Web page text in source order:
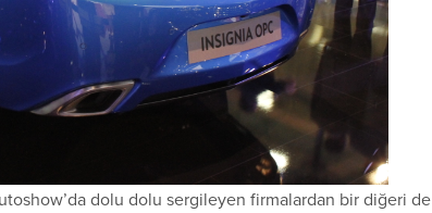
dolu dolu sergileyen firmalardan bir diğeri de